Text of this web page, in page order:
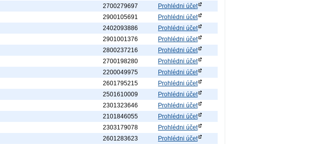
2700279697
Prohlédni účet
2900105691
Prohlédni účet
2402093886
Prohlédni účet
2901001376
Prohlédni účet
2800237216
Prohlédni účet
2700198280
Prohlédni účet
2200049975
Prohlédni účet
2601795215
Prohlédni účet
2501610009
Prohlédni účet
2301323646
Prohlédni účet
2101846055
Prohlédni účet
2303179078
Prohlédni účet
2601283623
Prohlédni účet